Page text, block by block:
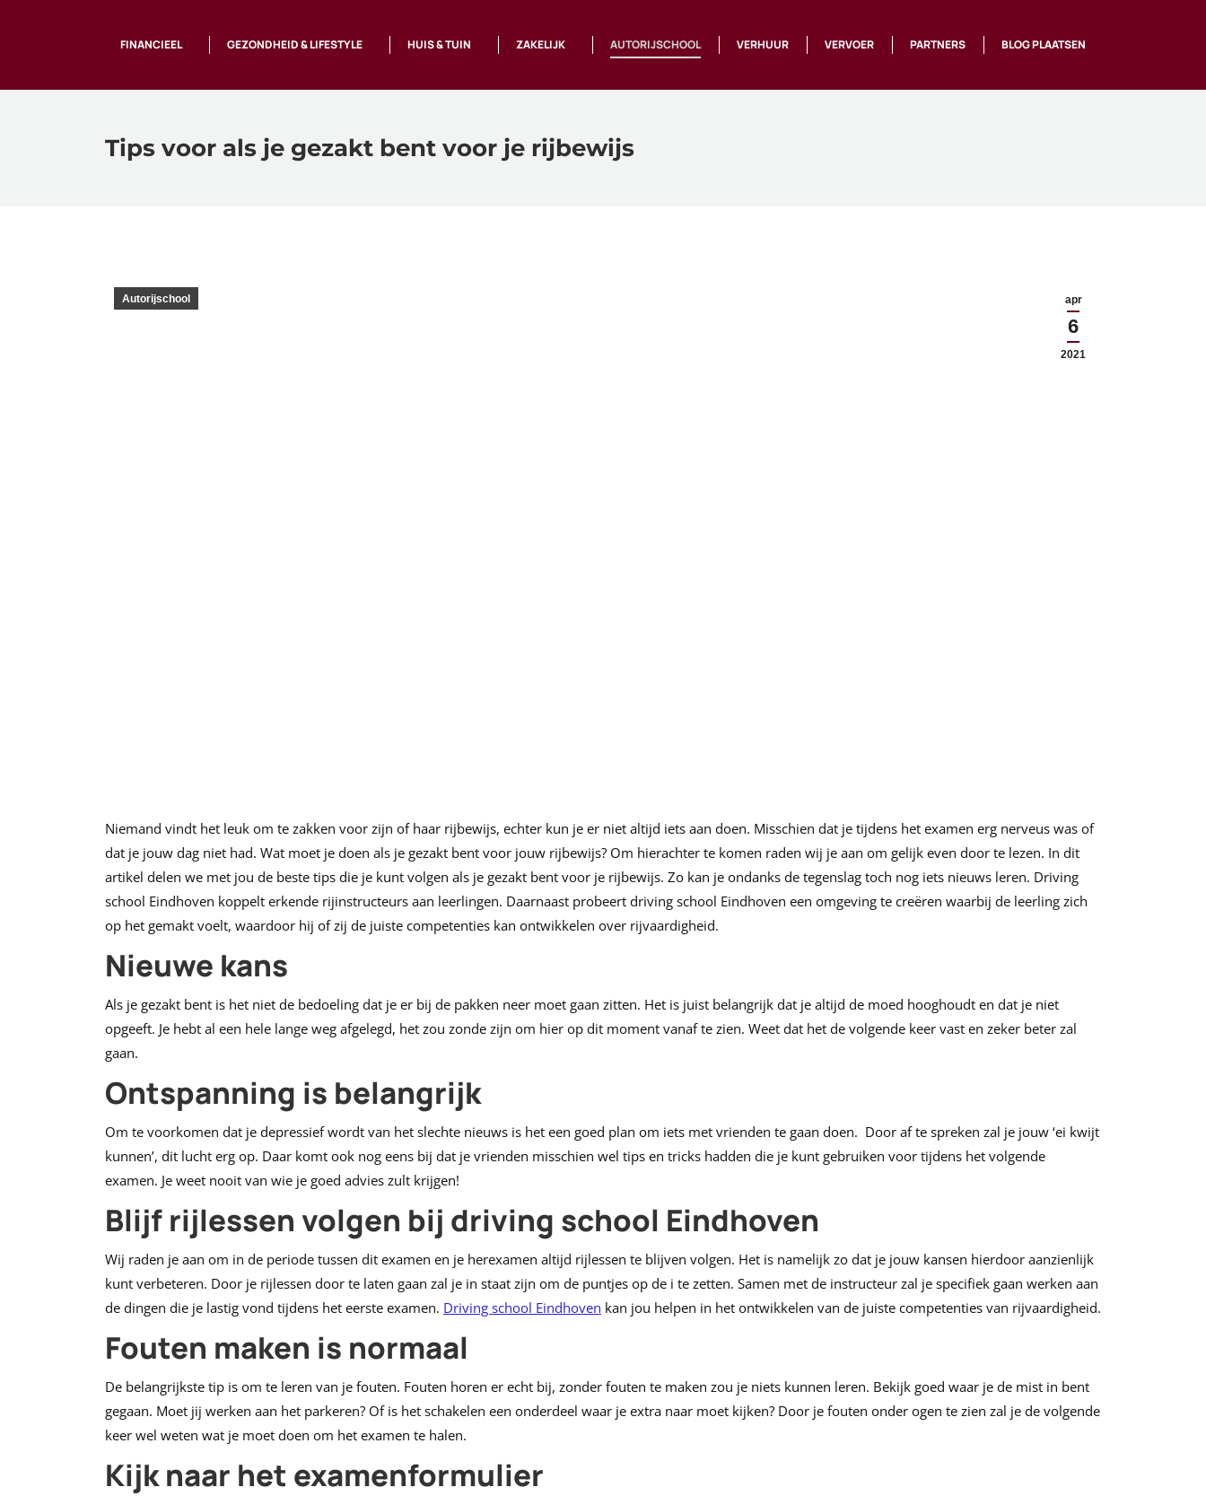
FINANCIEEL GEZONDHEID & LIFESTYLE HUIS & TUIN ZAKELIJK AUTORIJSCHOOL VERHUUR VERVOER PARTNERS BLOG PLAATSEN
Tips voor als je gezakt bent voor je rijbewijs
apr
6
2021
Autorijschool
Niemand vindt het leuk om te zakken voor zijn of haar rijbewijs, echter kun je er niet altijd iets aan doen. Misschien dat je tijdens het examen erg nerveus was of
dat je jouw dag niet had. Wat moet je doen als je gezakt bent voor jouw rijbewijs? Om hierachter te komen raden wij je aan om gelijk even door te lezen. In dit
artikel delen we met jou de beste tips die je kunt volgen als je gezakt bent voor je rijbewijs. Zo kan je ondanks de tegenslag toch nog iets nieuws leren. Driving
school Eindhoven koppelt erkende rijinstructeurs aan leerlingen. Daarnaast probeert driving school Eindhoven een omgeving te creëren waarbij de leerling zich
op het gemakt voelt, waardoor hij of zij de juiste competenties kan ontwikkelen over rijvaardigheid.
Nieuwe kans
Als je gezakt bent is het niet de bedoeling dat je er bij de pakken neer moet gaan zitten. Het is juist belangrijk dat je altijd de moed hooghoudt en dat je niet
opgeeft. Je hebt al een hele lange weg afgelegd, het zou zonde zijn om hier op dit moment vanaf te zien. Weet dat het de volgende keer vast en zeker beter zal
gaan.
Ontspanning is belangrijk
Om te voorkomen dat je depressief wordt van het slechte nieuws is het een goed plan om iets met vrienden te gaan doen. Door af te spreken zal je jouw ‘ei kwijt
kunnen’, dit lucht erg op. Daar komt ook nog eens bij dat je vrienden misschien wel tips en tricks hadden die je kunt gebruiken voor tijdens het volgende
examen. Je weet nooit van wie je goed advies zult krijgen!
Blijf rijlessen volgen bij driving school Eindhoven
Wij raden je aan om in de periode tussen dit examen en je herexamen altijd rijlessen te blijven volgen. Het is namelijk zo dat je jouw kansen hierdoor aanzienlijk
kunt verbeteren. Door je rijlessen door te laten gaan zal je in staat zijn om de puntjes op de i te zetten. Samen met de instructeur zal je specifiek gaan werken aan
de dingen die je lastig vond tijdens het eerste examen. Driving school Eindhoven kan jou helpen in het ontwikkelen van de juiste competenties van rijvaardigheid.
Fouten maken is normaal
De belangrijkste tip is om te leren van je fouten. Fouten horen er echt bij, zonder fouten te maken zou je niets kunnen leren. Bekijk goed waar je de mist in bent
gegaan. Moet jij werken aan het parkeren? Of is het schakelen een onderdeel waar je extra naar moet kijken? Door je fouten onder ogen te zien zal je de volgende
keer wel weten wat je moet doen om het examen te halen.
Kijk naar het examenformulier